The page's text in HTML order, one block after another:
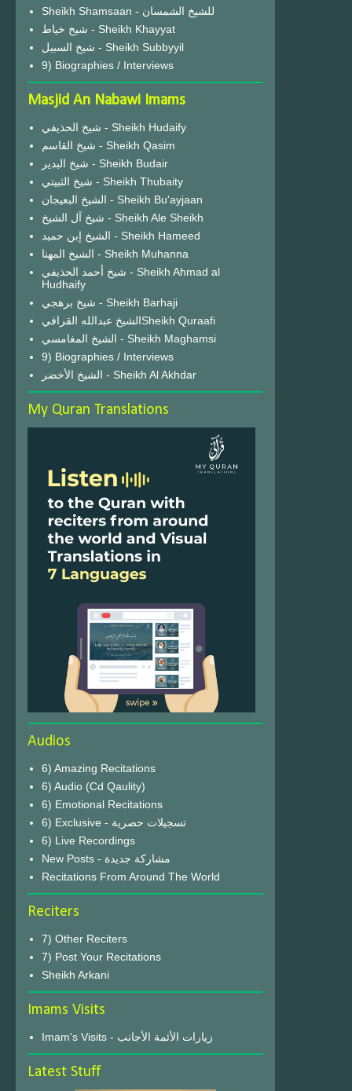
Sheikh Shamsaan - للشيخ الشمسان
شيخ خياط - Sheikh Khayyat
شيخ السبيل - Sheikh Subbyyil
9) Biographies / Interviews
Masjid An Nabawi Imams
شيخ الحذيفي - Sheikh Hudaify
شيخ القاسم - Sheikh Qasim
شيخ البدير - Sheikh Budair
شيخ الثبيتي - Sheikh Thubaity
الشيخ البعيجان - Sheikh Bu'ayjaan
شيخ آل الشيخ - Sheikh Ale Sheikh
الشيخ إبن حميد - Sheikh Hameed
الشيخ المهنا - Sheikh Muhanna
شيخ أحمد الحذيفي - Sheikh Ahmad al
Hudhaify
شيخ برهجي - Sheikh Barhaji
الشيخ عبدالله القرافيSheikh Quraafi
الشيخ المغامسي - Sheikh Maghamsi
9) Biographies / Interviews
الشيخ الأخضر - Sheikh Al Akhdar
My Quran Translations
Audios
6) Amazing Recitations
6) Audio (Cd Qaulity)
6) Emotional Recitations
6) Exclusive - تسجيلات حصرية
6) Live Recordings
New Posts - مشاركة جديدة
Recitations From Around The World
Reciters
7) Other Reciters
7) Post Your Recitations
Sheikh Arkani
Imams Visits
Imam's Visits - زيارات الأئمة الأجانب
Latest Stuff